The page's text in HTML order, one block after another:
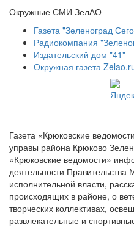
Окружные СМИ ЗелАО
Газета "Зеленоград
Радиокомпания
Издательский дом "41"
Окружная газета
Газета «Крюковские
управы района Крюково
«Крюковские ведомости»
деятельности
исполнительной власти,
происходящих в районе, о
творческих коллективах,
развлекательные и